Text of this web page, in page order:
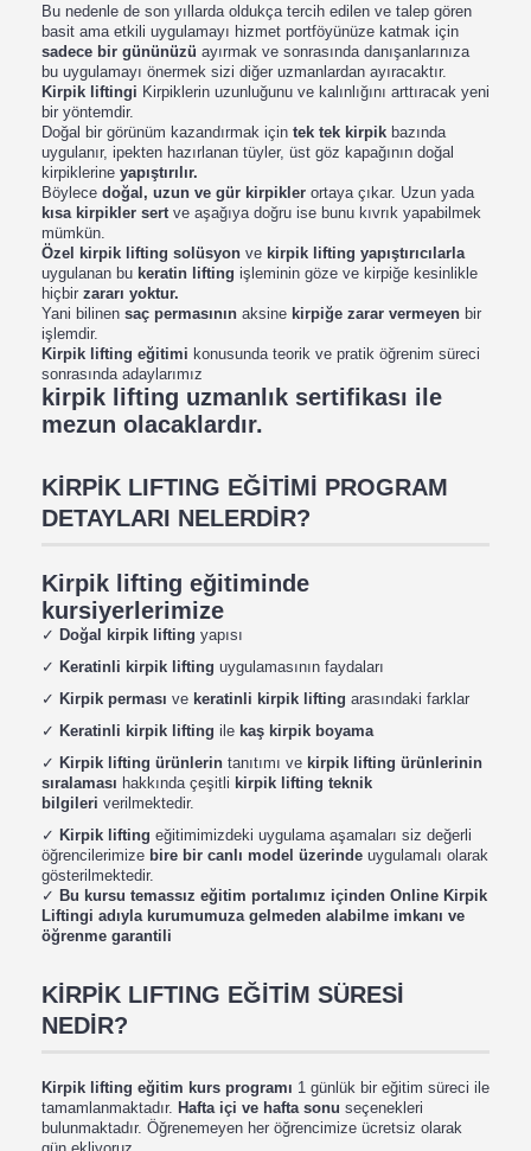
Bu nedenle de son yıllarda oldukça tercih edilen ve talep gören
basit ama etkili uygulamayı hizmet portföyünüze katmak için
sadece bir gününüzü ayırmak ve sonrasında danışanlarınıza
bu uygulamayı önermek sizi diğer uzmanlardan ayıracaktır.
Kirpik liftingi Kirpiklerin uzunluğunu ve kalınlığını arttıracak yeni
bir yöntemdir.
Doğal bir görünüm kazandırmak için tek tek kirpik bazında
uygulanır, ipekten hazırlanan tüyler, üst göz kapağının doğal
kirpiklerine yapıştırılır.
Böylece doğal, uzun ve gür kirpikler ortaya çıkar. Uzun yada
kısa kirpikler sert ve aşağıya doğru ise bunu kıvrık yapabilmek
mümkün.
Özel kirpik lifting solüsyon ve kirpik lifting yapıştırıcılarla
uygulanan bu keratin lifting işleminin göze ve kirpiğe kesinlikle
hiçbir zararı yoktur.
Yani bilinen saç permasının aksine kirpiğe zarar vermeyen bir
işlemdir.
Kirpik lifting eğitimi konusunda teorik ve pratik öğrenim süreci
sonrasında adaylarımız
kirpik lifting uzmanlık sertifikası ile
mezun olacaklardır.
KİRPİK LIFTING EĞİTİMİ PROGRAM
DETAYLARI NELERDİR?
Kirpik lifting eğitiminde
kursiyerlerimize
✓ Doğal kirpik lifting yapısı
✓ Keratinli kirpik lifting uygulamasının faydaları
✓ Kirpik perması ve keratinli kirpik lifting arasındaki farklar
✓ Keratinli kirpik lifting ile kaş kirpik boyama
✓ Kirpik lifting ürünlerin tanıtımı ve kirpik lifting ürünlerinin
sıralaması hakkında çeşitli kirpik lifting teknik
bilgileri verilmektedir.
✓ Kirpik lifting eğitimimizdeki uygulama aşamaları siz değerli
öğrencilerimize bire bir canlı model üzerinde uygulamalı olarak
gösterilmektedir.
✓ Bu kursu temassız eğitim portalımız içinden Online Kirpik
Liftingi adıyla kurumumuza gelmeden alabilme imkanı ve
öğrenme garantili
KİRPİK LIFTING EĞİTİM SÜRESİ
NEDİR?
Kirpik lifting eğitim kurs programı 1 günlük bir eğitim süreci ile
tamamlanmaktadır. Hafta içi ve hafta sonu seçenekleri
bulunmaktadır. Öğrenemeyen her öğrencimize ücretsiz olarak